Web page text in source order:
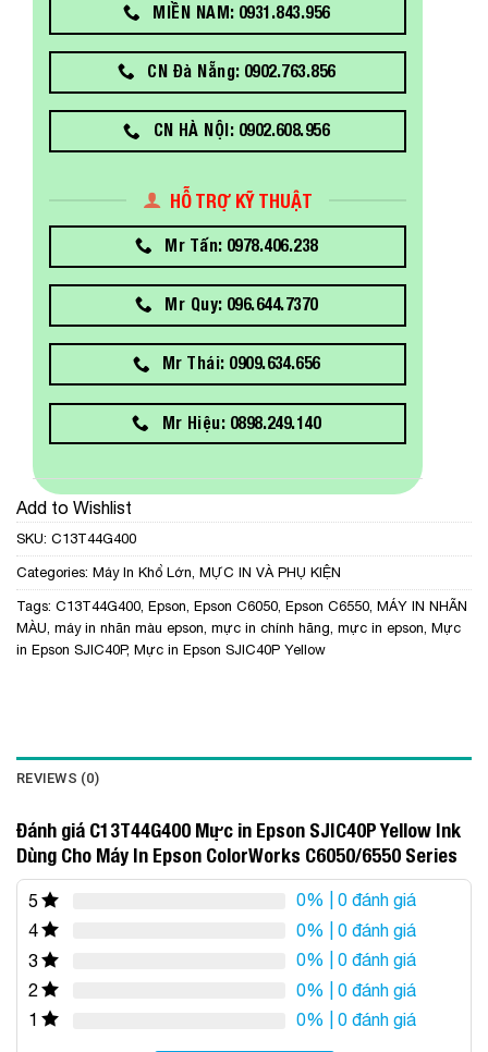
MIỀN NAM: 0931.843.956
CN Đà Nẵng: 0902.763.856
CN HÀ NỘI: 0902.608.956
HỖ TRỢ KỸ THUẬT
Mr Tấn: 0978.406.238
Mr Quy: 096.644.7370
Mr Thái: 0909.634.656
Mr Hiệu: 0898.249.140
Add to Wishlist
SKU: C13T44G400
Categories: Máy In Khổ Lớn MỰC IN VÀ PHỤ KIỆN
Tags: C13T44G400 Epson Epson C6050 Epson C6550 MÁY IN NHÃN
MÀU máy in nhãn màu epson mực in chính hãng mực in epson Mực
in Epson SJIC40P, Mực in Epson SJIC40P Yellow
REVIEWS (0)
Đánh giá C13T44G400 Mực in Epson SJIC40P Yellow Ink
Dùng Cho Máy In Epson ColorWorks C6050/6550 Series
5 0% | 0 đánh giá
4
0% | 0 đánh giá
3
0% | 0 đánh giá
2
0% | 0 đánh giá
1
0% | 0 đánh giá